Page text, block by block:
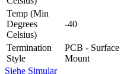
Temp (Min
Degrees
Celsius)
-40
Termination
Style
PCB - Surface
Mount
Siehe Simular